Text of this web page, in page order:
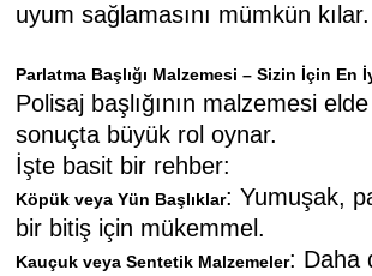
uyum sağlamasını mümkün kılar.
Parlatma Başlığı Malzemesi – Sizin İçin En
Polisaj başlığının malzemesi
sonuçta büyük rol oynar.
İşte basit bir rehber:
Köpük veya Yün Başlıklar: Yumuşak,
bir bitiş için mükemmel.
Kauçuk veya Sentetik Malzemeler: Daha